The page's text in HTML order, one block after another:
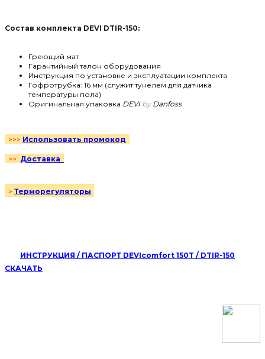
Состав комплекта DEVI DTIR-150:
Греющий мат
Гарантийный талон оборудования
Инструкция по установке и эксплуатации комплекта
Гофротрубка: 16 мм (служит тунелем для датчика
температуры пола)
Оригинальная упаковка DEVI byDanfoss
>>> Использовать промокод
>> Доставка
> Терморегуляторы
ИНСТРУКЦИЯ / ПАСПОРТ DEVIcomfort 150T / DTIR-150
СКАЧАТЬ